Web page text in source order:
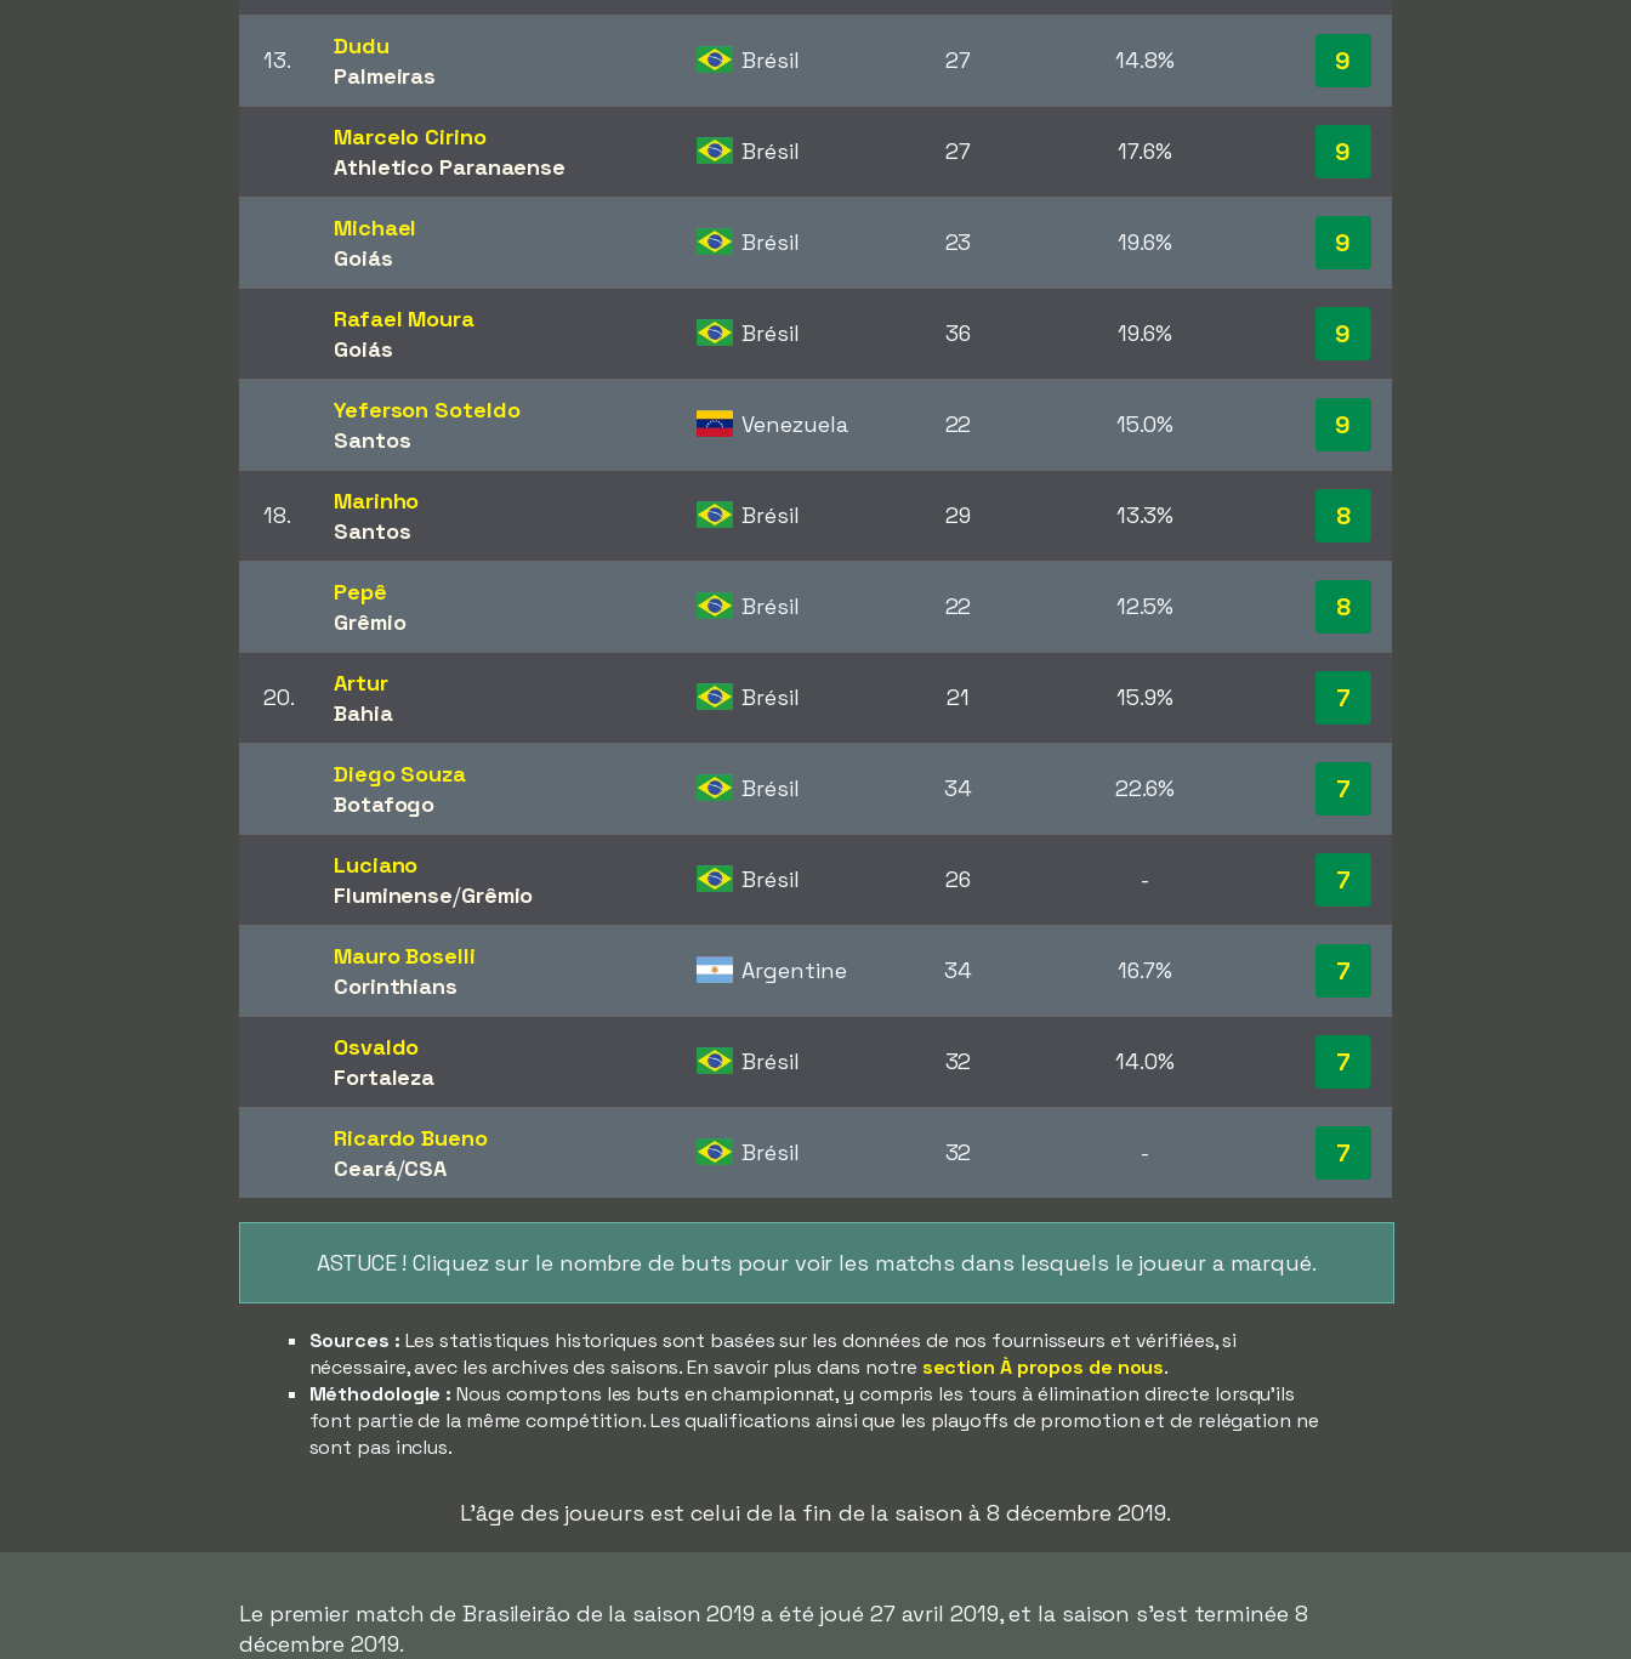
13.
Dudu
Palmeiras
Brésil 27 14.8% 9
Marcelo Cirino
Athletico Paranaense
Brésil 27 17.6% 9
Michael
Goiás
Brésil 23 19.6% 9
Rafael Moura
Goiás
Brésil 36 19.6% 9
Yeferson Soteldo
Santos
Venezuela 22 15.0% 9
18.
Marinho
Santos
Brésil 29 13.3% 8
Pepê
Grêmio
Brésil 22 12.5% 8
20.
Artur
Bahia
Brésil 21 15.9% 7
Diego Souza
Botafogo
Brésil 34 22.6% 7
Luciano
Fluminense/​Grêmio
Brésil 26 - 7
Mauro Boselli
Corinthians
Argentine 34 16.7% 7
Osvaldo
Fortaleza
Brésil 32 14.0% 7
Ricardo Bueno
Ceará/​CSA
Brésil 32 - 7
ASTUCE ! Cliquez sur le nombre de buts pour voir les matchs dans lesquels le joueur a marqué.
Sources : Les statistiques historiques sont basées sur les données de nos fournisseurs et vérifiées, si
nécessaire, avec les archives des saisons. En savoir plus dans notre section À propos de nous.
Méthodologie : Nous comptons les buts en championnat, y compris les tours à élimination directe lorsqu'ils
font partie de la même compétition. Les qualifications ainsi que les playoffs de promotion et de relégation ne
sont pas inclus.
L'âge des joueurs est celui de la fin de la saison à 8 décembre 2019.
Le premier match de Brasileirão de la saison 2019 a été joué 27 avril 2019, et la saison s'est terminée 8
décembre 2019.